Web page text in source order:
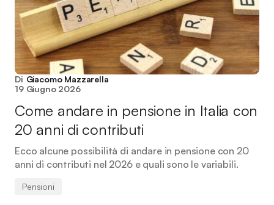
Di Giacomo Mazzarella
19 Giugno 2026
Come andare in pensione in Italia con
20 anni di contributi
Ecco alcune possibilità di andare in pensione con 20
anni di contributi nel 2026 e quali sono le variabili.
Pensioni